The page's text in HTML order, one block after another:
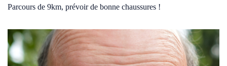
Parcours de 9km, prévoir de bonne chaussures !